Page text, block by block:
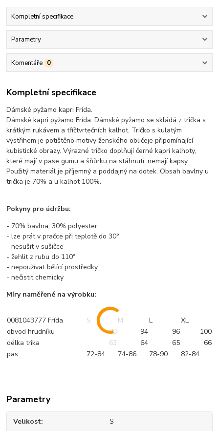
Kompletní specifikace
Parametry
Komentáře 0
Kompletní specifikace
Dámské pyžamo kapri Frída.
Dámské kapri pyžamo Frída. Dámské pyžamo se skládá z trička s
krátkým rukávem a tříčtvrtečních kalhot. Tričko s kulatým
výstřihem je potištěno motivy ženského obličeje připomínající
kubistické obrazy. Výrazné tričko doplňují černé kapri kalhoty,
které mají v pase gumu a šňůrku na stáhnutí, nemají kapsy.
Použitý materiál je příjemný a poddajný na dotek. Obsah bavlny u
trička je 70% a u kalhot 100%.
Pokyny pro údržbu:
- 70% bavlna, 30% polyester
- lze prát v pračce při teplotě do 30°
- nesušit v sušičce
- žehlit z rubu do 110°
- nepoužívat bělící prostředky
- nečistit chemicky
Míry naměřené na výrobku:
0081043777 Frída S M L
XL
obvod hrudníku
88 94 96
100
délka trika
63 64 65
66
pas
72-84 74-86 78-90 82-84
Parametry
Velikost S